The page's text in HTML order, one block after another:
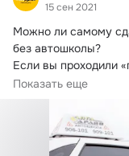
15 сен 2021
Можно ли самому
без автошколы?
Если вы проходили
под присмотром...
Показать еще